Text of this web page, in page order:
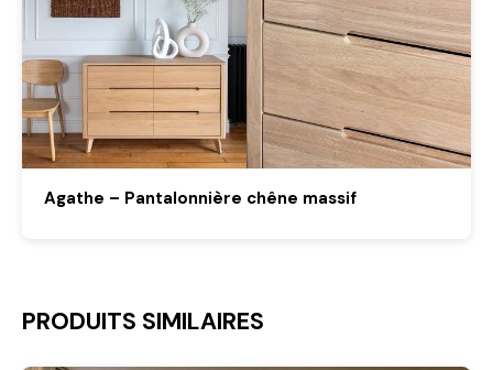
Agathe – Pantalonnière chêne massif
PRODUITS SIMILAIRES